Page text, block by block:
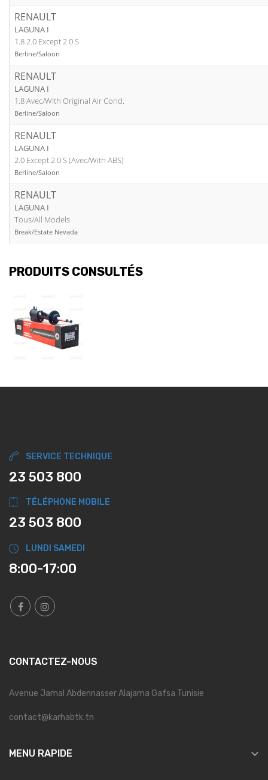
RENAULT
LAGUNA I
1.8 2.0 Except 2.0 S
Berline/Saloon
RENAULT
LAGUNA I
1.8 Avec/With Original Air Cond.
Berline/Saloon
RENAULT
LAGUNA I
2.0 Except 2.0 S (Avec/With ABS)
Berline/Saloon
RENAULT
LAGUNA I
Tous/All Models
Break/Estate Nevada
PRODUITS CONSULTÉS
SERVICE TECHNIQUE
23 503 800
TÉLÉPHONE MOBILE
23 503 800
LUNDI SAMEDI
8:00-17:00
CONTACTEZ-NOUS
Avenue Jamal Abdennasser Alajama Gafsa Tunisie
contact@karhabtk.tn
MENU RAPIDE 